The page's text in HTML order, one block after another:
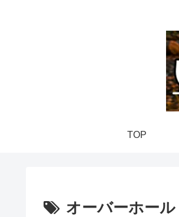
TOP
オーバーホール